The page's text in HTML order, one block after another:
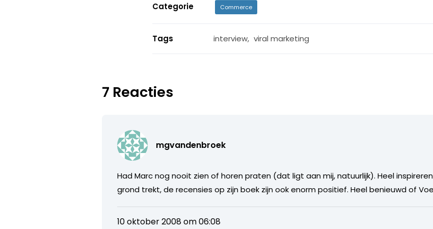
Categorie Commerce
Tags interview, viral marketing
7 Reacties
mgvandenbroek
Had Marc nog nooit zien of horen praten (dat ligt aan mij, natuurlijk). Heel
grond trekt, de recensies op zijn boek zijn ook enorm positief. Heel benieuwd of
10 oktober 2008 om 06:08